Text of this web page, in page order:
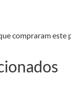
compraram